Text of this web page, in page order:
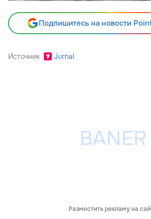
Подпишитесь на новости
Источник Jurnal
Разместить рекламу на